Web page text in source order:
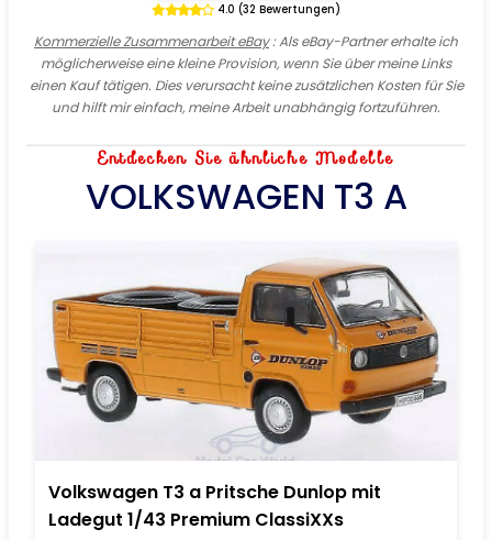
4.0 (32 Bewertungen)
Kommerzielle Zusammenarbeit eBay: Als eBay-Partner erhalte ich
möglicherweise eine kleine Provision, wenn Sie über meine Links
einen Kauf tätigen. Dies verursacht keine zusätzlichen Kosten für Sie
und hilft mir einfach, meine Arbeit unabhängig fortzuführen.
Entdecken Sie ähnliche Modelle
VOLKSWAGEN T3 A
Volkswagen T3 a Pritsche Dunlop mit
Ladegut 1/43 Premium ClassiXXs